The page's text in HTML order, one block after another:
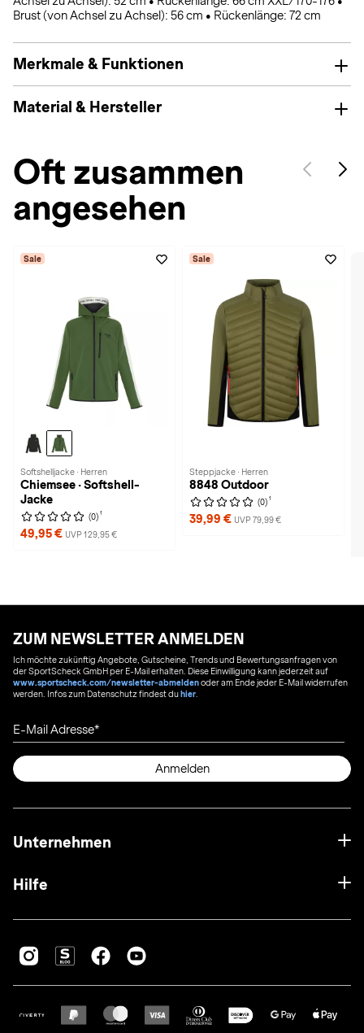
Brust (von Achsel zu Achsel): 56 cm • Rückenlänge: 72 cm
Merkmale & Funktionen
Material & Hersteller
Oft zusammen
angesehen
Sale
Softshelljacke · Herren
Chiemsee · Softshell-
Jacke
(0) 1
49,95 € UVP 129,95 €
Sale
Steppjacke · Herren
8848 Outdoor
(0) 1
39,99 € UVP 79,99 €
ZUM NEWSLETTER ANMELDEN
Ich möchte zukünftig Angebote, Gutscheine, Trends und Bewertungsanfragen von
der SportScheck GmbH per E-Mail erhalten. Diese Einwilligung kann jederzeit auf
www.sportscheck.com/newsletter-abmeldenoder am Ende jeder E-Mail widerrufen
werden. Infos zum Datenschutz findest duhier
E-Mail Adresse
Anmelden
Unternehmen
Hilfe